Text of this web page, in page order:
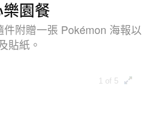
園餐
附贈一張 Pokémon 海報以
貼紙。
1 of 5